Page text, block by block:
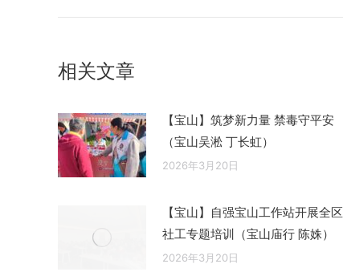
导
航
章：
相关文章
【宝山】筑梦新力量 禁毒守平安
（宝山吴淞 丁长虹）
2026年3月20日
【宝山】自强宝山工作站开展全区
社工专题培训（宝山庙行 陈姝）
2026年3月20日